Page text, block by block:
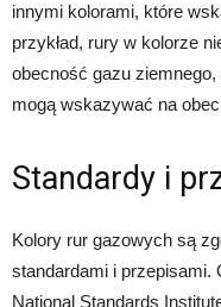
innymi kolorami, które
przykład, rury w kolorze
obecność gazu
mogą wskazywać na
Standardy i
Kolory rur gazowych są
standardami i przepisami.
National Standards